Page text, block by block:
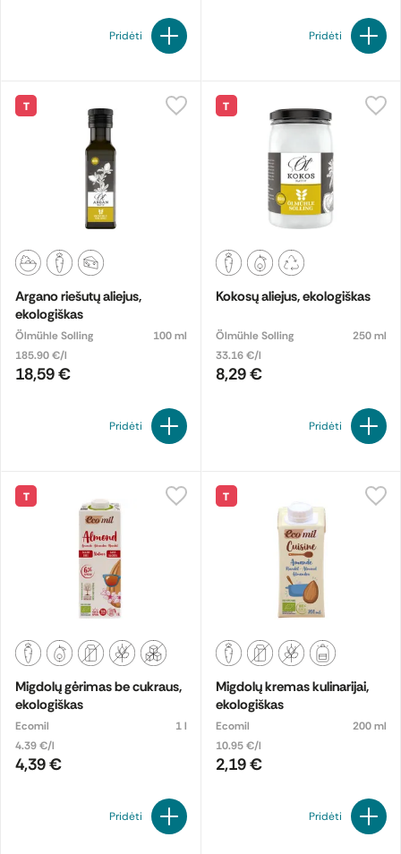
Pridėti Pridėti
T
Argano riešutų aliejus,
ekologiškas
Ölmühle Solling
100 ml
185.90 €/l
18,59 €
Pridėti
T
Kokosų aliejus, ekologiškas
Ölmühle Solling
250 ml
33.16 €/l
8,29 €
Pridėti
T
Migdolų gėrimas be cukraus,
ekologiškas
Ecomil
1 l
4.39 €/l
4,39 €
Pridėti
T
Migdolų kremas kulinarijai,
ekologiškas
Ecomil
200 ml
10.95 €/l
2,19 €
Pridėti